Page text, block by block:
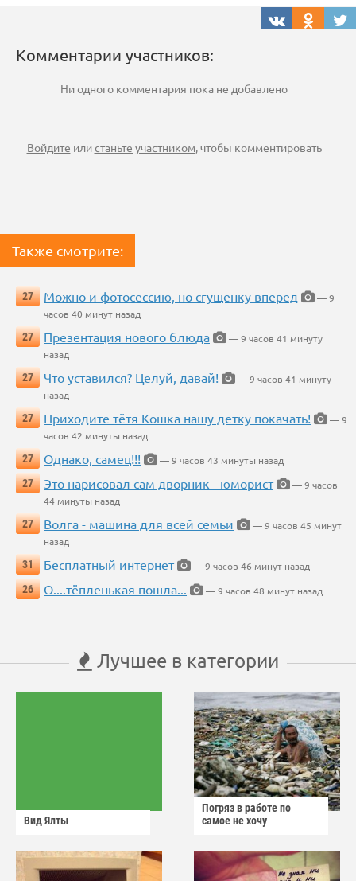
Комментарии участников:
Ни одного комментария пока не добавлено
Войдите илистаньте участником, чтобы комментировать
Также смотрите:
27 Можно и фотосессию, но сгущенку вперед
— 9
часов 40 минут назад
27
Презентация нового блюда
— 9 часов 41 минуту
назад
27
Что уставился? Целуй, давай!
— 9 часов 41 минуту
назад
27
Приходите тётя Кошка нашу детку покачать!
— 9
часов 42 минуты назад
27
Однако, самец!!!
— 9 часов 43 минуты назад
27
Это нарисовал сам дворник - юморист
— 9 часов
44 минуты назад
27
Волга - машина для всей семьи
— 9 часов 45 минут
назад
31
Бесплатный интернет
— 9 часов 46 минут назад
26
О....тёпленькая пошла... — 9 часов 48 минут назад
Лучшее в категории
Вид Ялты
Погряз в работе по
самое не хочу